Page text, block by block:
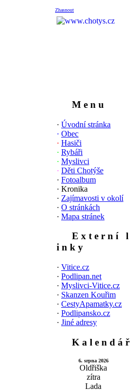
Zhasnout
M e n u
· Úvodní stránka
· Obec
· Hasiči
· Rybáři
· Myslivci
· Děti Chotýše
· Fotoalbum
· Kronika
· Zajímavosti v okolí
· O stránkách
· Mapa stránek
E x t e r n í l
i n k y
· Vitice.cz
· Podlipan.net
· Myslivci-Vitice.cz
· Skanzen Kouřim
· CestyApamatky.cz
· Podlipansko.cz
· Jiné adresy
K a l e n d á ř
6. srpna 2026
Oldřiška
zítra
Lada